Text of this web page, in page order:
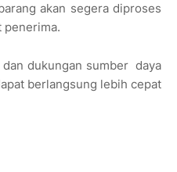
akan segera diproses
penerima.
dukungan sumber daya
berlangsung lebih cepat